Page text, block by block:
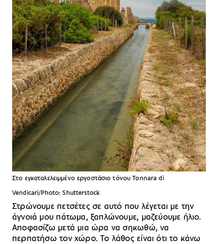
Στο εγκαταλελειμμένο εργοστάσιο τόνου Tonnara di
Vendicari/Photo: Shutterstock
Στρώνουμε πετσέτες σε αυτό που λέγεται με την
άγνοιά μου πάτωμα, ξαπλώνουμε, μαζεύουμε ήλιο.
Αποφασίζω μετά μια ώρα να σηκωθώ, να
περπατήσω τον χώρο. Το λάθος είναι ότι το κάνω